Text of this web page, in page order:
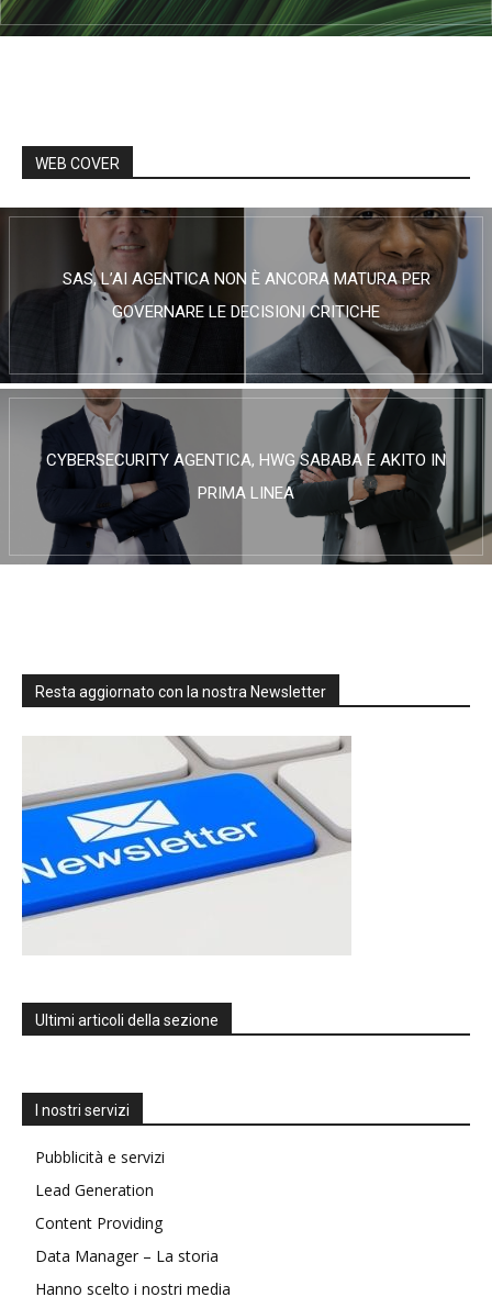
WEB COVER
SAS, L’AI AGENTICA NON È ANCORA MATURA PER
GOVERNARE LE DECISIONI CRITICHE
CYBERSECURITY AGENTICA, HWG SABABA E AKITO IN
PRIMA LINEA
Resta aggiornato con la nostra Newsletter
Ultimi articoli della sezione
I nostri servizi
Pubblicità e servizi
Lead Generation
Content Providing
Data Manager – La storia
Hanno scelto i nostri media